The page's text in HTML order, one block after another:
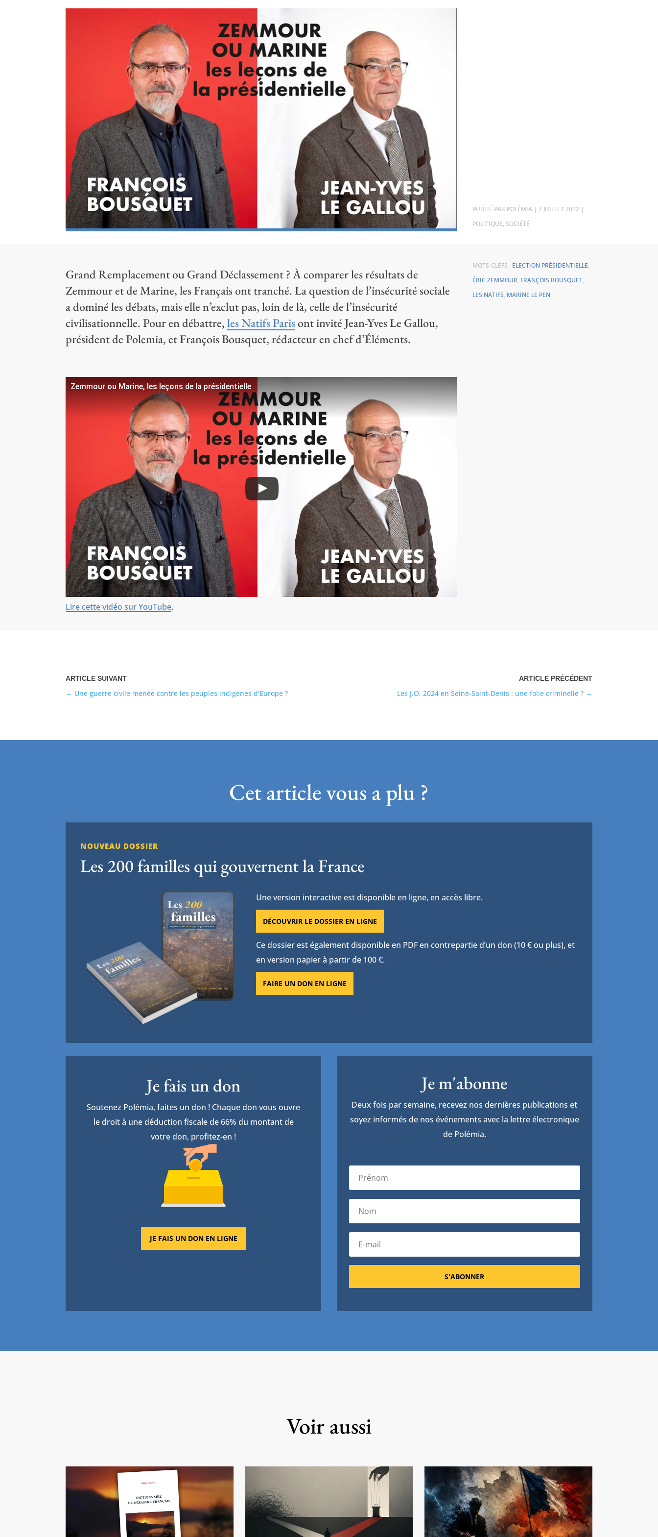
PAR POLÉMIA | 7 JUILLET 2022 |
POLITIQUE, SOCIÉTÉ
Grand Remplacement ou Grand Déclassement ? À comparer les résultats de
Zemmour et de Marine, les Français ont tranché. La question de l’insécurité sociale
a dominé les débats, mais elle n’exclut pas, loin de là, celle de l’insécurité
civilisationnelle. Pour en débattre,les Natifs Parisont invité Jean-Yves Le Gallou,
président de Polemia, et François Bousquet, rédacteur en chef d’Éléments.
Zemmour ou Marine, les leçons de la présidentielle
Lire cette vidéo sur YouTube.
MOTS-CLEFS : ÉLECTION PRÉSIDENTIELLE,
ÉRIC ZEMMOUR, FRANÇOIS BOUSQUET,
LES NATIFS, MARINE LE PEN
Les J.O. 2024 en Seine-Saint-Denis : une folie criminelle ?
Une guerre civile menée contre les peuples indigènes d'Europe ?
Cet article vous a plu ?
NOUVEAU DOSSIER
Les 200 familles qui gouvernent la France
Une version interactive est disponible en ligne, en accès libre.
DÉCOUVRIR LE DOSSIER EN LIGNE
Ce dossier est également disponible en PDF en contrepartie d’un don (10 € ou plus), et
en version papier à partir de 100 €.
FAIRE UN DON EN LIGNE
Je fais un don
Soutenez Polémia, faites un don ! Chaque don vous ouvre
le droit à une déduction fiscale de 66% du montant de
votre don, profitez-en !
JE FAIS UN DON EN LIGNE
Je m'abonne
Deux fois par semaine, recevez nos dernières publications et
soyez informés de nos événements avec la lettre électronique
de Polémia.
S'ABONNER
Voir aussi